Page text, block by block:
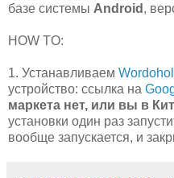
базе системы Android ,
HOW TO:
1. Устанавливаем
устройство: ссылка на
маркета нет, или вы в
установки один раз
вообще запускается, и